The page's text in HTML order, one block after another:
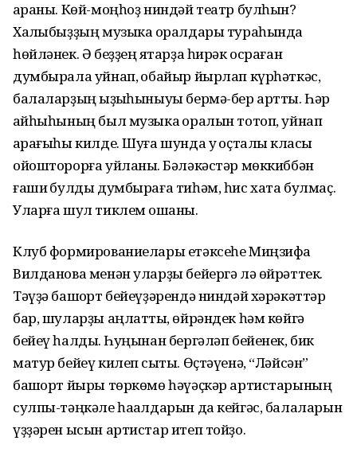
ҡараны. Көй-моңһоҙ ниндәй театр булһын?
Халҡыбыҙҙың музыка ҡоралдары тураһында
һөйләнек. Ә беҙҙең яҡтарҙа һирәк осраған
думбырала уйнап, ҡобайыр йырлап күрһәткәс,
балаларҙың ҡыҙыҡһыныуы бермә-бер артты. Һәр
ҡайһыһының был музыка ҡоралын тотоп, уйнап
ҡарағыһы килде. Шуға шунда уҡ оҫталыҡ класы
ойошторорға уйланыҡ. Бәләкәстәр мөккиббән
ғашиҡ булды думбыраға тиһәм, һис хата булмаҫ.
Уларға шул тиклем оҡшаны.
Клуб формированиелары етәксеһе Миңзифа
Вилданова менән уларҙы бейергә лә өйрәттек.
Тәүҙә башҡорт бейеүҙәрендә ниндәй хәрәкәттәр
бар, шуларҙы аңлаттыҡ, өйрәндек һәм көйгә
бейеү һалдыҡ. Һуңынан бергәләп бейенек, бик
матур бейеү килеп сыҡты. Өҫтәүенә, “Ләйсән”
башҡорт йыры төркөмө һәүәҫкәр артистарының
сулпы-тәңкәле һаҡалдарын да кейгәс, балаларын
үҙҙәрен ысын артистар итеп тойҙо.